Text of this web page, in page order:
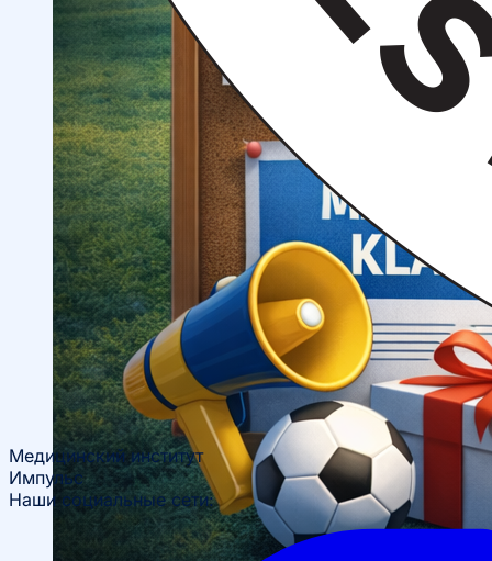
Спортивные и культурные мероприятия
Студенческие организации
общежитиеПоддержка студентов
научное общество
Медицинский институт
Импульс
Наши социальные сети: